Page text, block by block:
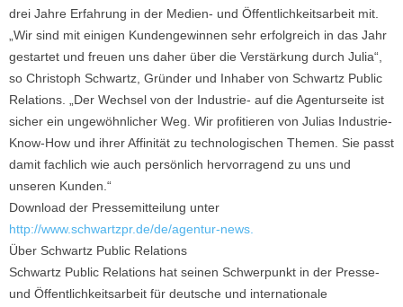
drei Jahre Erfahrung in der Medien- und Öffentlichkeitsarbeit mit.
„Wir sind mit einigen Kundengewinnen sehr erfolgreich in das Jahr
gestartet und freuen uns daher über die Verstärkung durch Julia“,
so Christoph Schwartz, Gründer und Inhaber von Schwartz Public
Relations. „Der Wechsel von der Industrie- auf die Agenturseite ist
sicher ein ungewöhnlicher Weg. Wir profitieren von Julias Industrie-
Know-How und ihrer Affinität zu technologischen Themen. Sie passt
damit fachlich wie auch persönlich hervorragend zu uns und
unseren Kunden.“
Download der Pressemitteilung unter
http://www.schwartzpr.de/de/agentur-news.
Über Schwartz Public Relations
Schwartz Public Relations hat seinen Schwerpunkt in der Presse-
und Öffentlichkeitsarbeit für deutsche und internationale